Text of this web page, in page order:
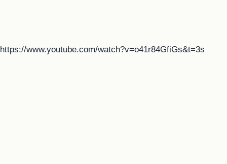
https://www.youtube.com/watch?v=o41r84GfiGs&t=3s